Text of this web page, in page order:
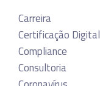
Carreira
Certificação Digital
Compliance
Consultoria